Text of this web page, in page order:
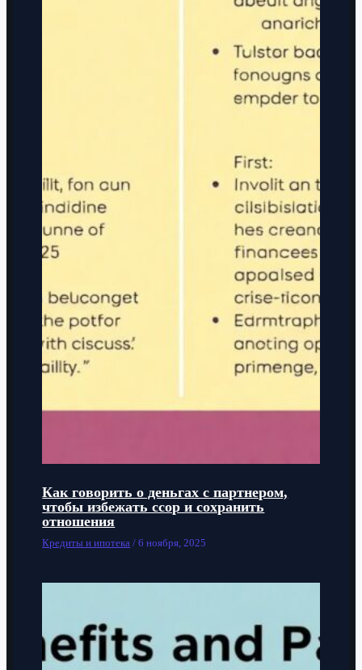
Как говорить о деньгах с партнером,
чтобы избежать ссор и сохранить
отношения
Кредиты и ипотека /6 ноября, 2025